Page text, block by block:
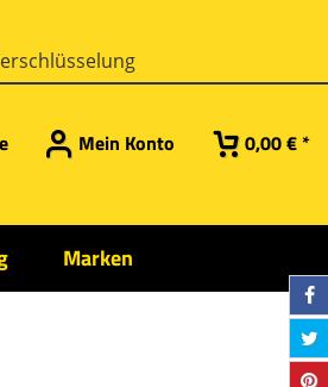
Mein Konto 0,00 € *
Marken